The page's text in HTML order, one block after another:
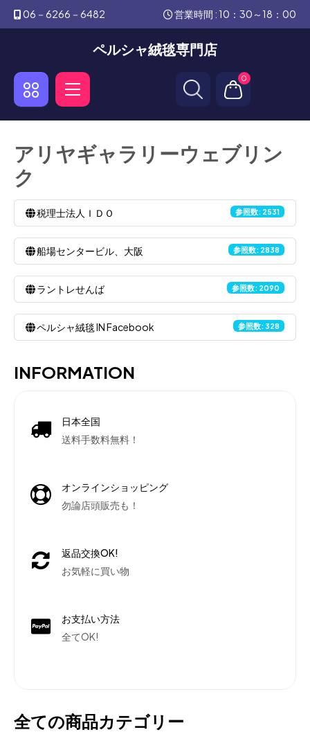
06－6266－6482 営業時間 : 10：30～18：00
ペルシャ絨毯専門店
0
アリヤギャラリーウェブリン
ク
税理士法人ＩＤＯ 参照数: 2531
船場センタービル、大阪 参照数: 2838
ラントレせんば 参照数: 2090
ペルシャ絨毯 IN Facebook 参照数: 328
INFORMATION
日本全国
送料手数料無料！
オンラインショッピング
勿論店頭販売も！
返品交換OK!
お気軽に買い物
お支払い方法
全てOK!
全ての商品カテゴリー